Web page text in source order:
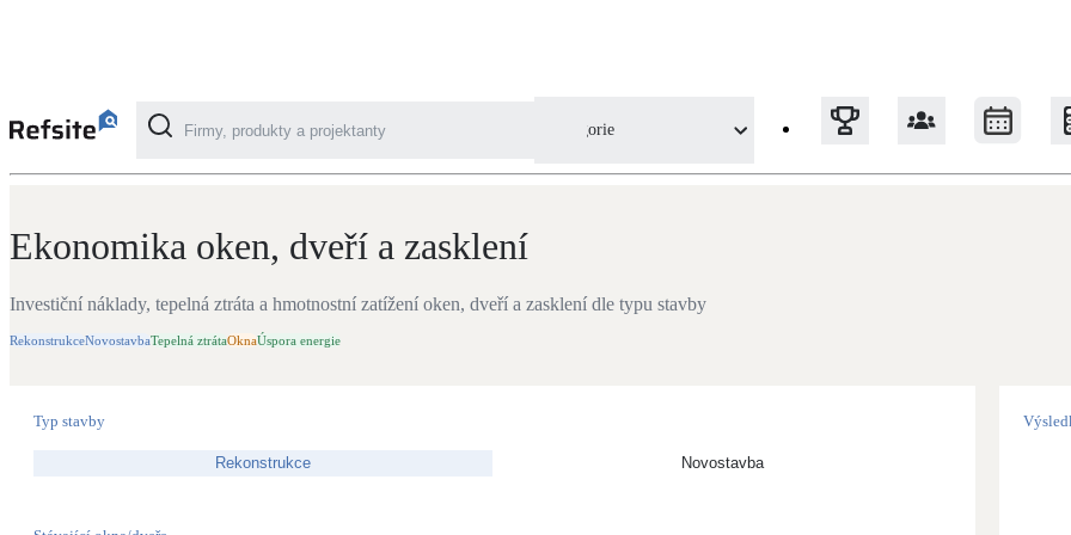
Kategorie
Solární ohřev vody
Větrání s rekuperací Okna / dveře
KalkulačkyEkonomika oken, dveří a zasklení
Ekonomika oken, dveří a zasklení
Investiční náklady, tepelná ztráta a hmotnostní zatížení oken, dveří a zasklení dle typu stavby
RekonstrukceNovostavbaTepelná ztrátaOknaÚspora energie
Typ stavby
Rekonstrukce Novostavba